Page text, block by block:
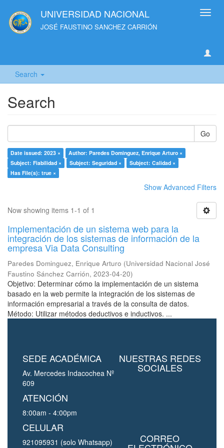
UNIVERSIDAD NACIONAL
JOSÉ FAUSTINO SANCHEZ CARRIÓN
Search
Search
Go
Date issued: 2023 ×
Author: Paredes Dominguez, Enrique Arturo ×
Subject: Fiabilidad ×
Subject: Seguridad ×
Subject: Calidad ×
Has File(s): true ×
Show Advanced Filters
Now showing items 1-1 of 1
Implementación de un sistema web para la
integración de los sistemas de información de la
empresa Via Data Consulting
Paredes Dominguez, Enrique Arturo (Universidad Nacional José
Faustino Sánchez Carrión, 2023-04-20)
Objetivo: Determinar cómo la implementación de un sistema
basado en la web permite la integración de los sistemas de
información empresarial a través de la consulta de datos.
Método: Utilizar métodos deductivos e inductivos. ...
SEDE ACADÉMICA
Av. Mercedes Indacochea Nº
609
ATENCIÓN
8:00am - 4:00pm
CELULAR
921095931 (solo Whatsapp)
NUESTRAS REDES
SOCIALES
CORREO